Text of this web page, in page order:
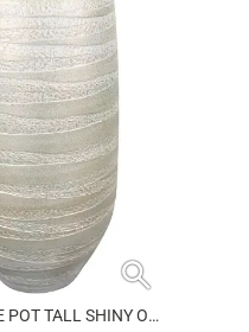
search
ВАЗА JOYCE POT TALL SHINY OLIVE